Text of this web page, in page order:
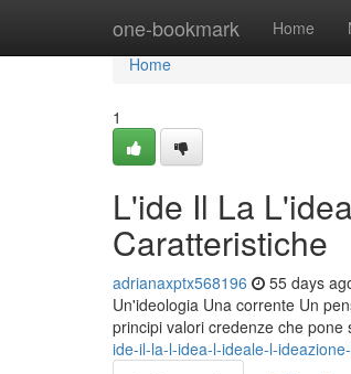
one-bookmark Home
Home
Home
1
L'ide Il La
Caratteristiche
adrianaxptx568196 55 days
Un'ideologia Una corrente Un
principi valori credenze che
ide-il-la-l-idea-l-ideale-l-